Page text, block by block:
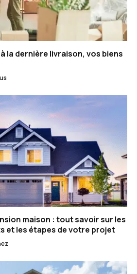
la dernière livraison, vos biens
maison : tout savoir sur les
et les étapes de votre projet